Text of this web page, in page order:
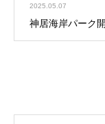
2025.05.07
神居海岸パーク